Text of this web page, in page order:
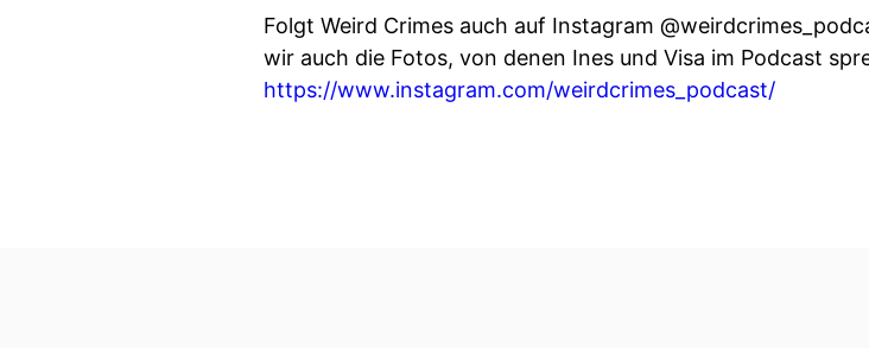
Folgt Weird Crimes auch auf Instagram
wir auch die Fotos, von denen Ines und Visa im Podcast
https://www.instagram.com/weirdcrimes_podcast/